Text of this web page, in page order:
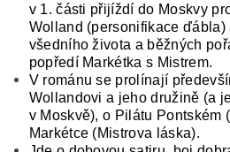
v 1. části přijíždí do Moskvy
Wolland (personifikace
všedního života a běžných
popředí Markétka s Mistrem.
V románu se prolínají
Wollandovi a jeho družině (a
v Moskvě), o Pilátu Pontském
Markétce (Mistrova láska).